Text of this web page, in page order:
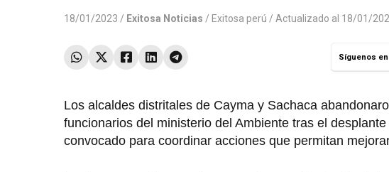
18/01/2023 / Exitosa Noticias / Exitosa perú / Actualizado al 18/01/
Síguenos
Los alcaldes distritales de Cayma y Sachaca
funcionarios del ministerio del Ambiente tras el
convocado para coordinar acciones que permitan